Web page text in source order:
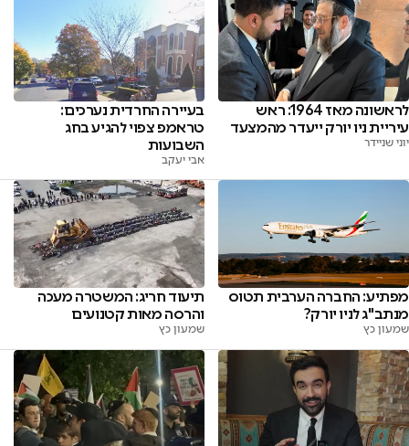
לראשונה מאז 1964: ראש
עיריית ניו יורק ייעדר מהמצעד
יוני שניידר
בעיירה החרדית נערכים:
טראמפ צפוי להגיע בחג
השבועות
אבי יעקב
מפתיע: החברה הערבית תטוס
מנתב"ג לניו יורק?
שמעון כץ
תיעוד חריג: המשטרה מעכה
והרסה מאות קטנועים
שמעון כץ